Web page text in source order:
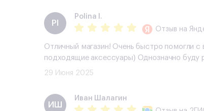
PI
Polina I.
Отзыв на
Отличный магазин! Очень быстро помогли
подходящие аксессуары) Однозначно буду
29 Июня 2025
​ИШ
​Иван Шалагин